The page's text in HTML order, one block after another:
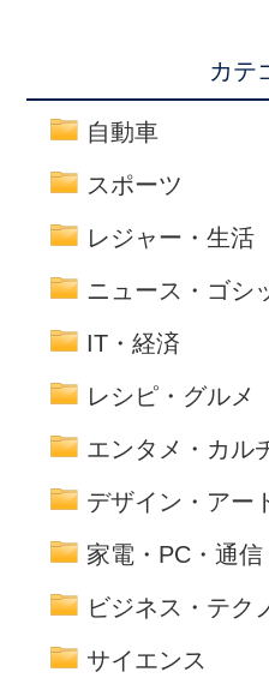
カテ
自動車
スポーツ
レジャー・生活
ニュース・ゴシ
IT・経済
レシピ・グルメ
エンタメ・カル
デザイン・アー
家電・PC・通信
ビジネス・テク
サイエンス